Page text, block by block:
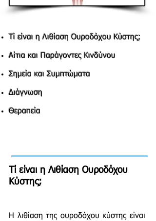
Τί είναι η Λιθίαση Ουροδόχου Κύστης;
Αίτια και Παράγοντες Κινδύνου
Σημεία και Συμπτώματα
Διάγνωση
Θεραπεία
Τί είναι η Λιθίαση Ουροδόχου
Κύστης;
Η λιθίαση της ουροδόχου κύστης είναι